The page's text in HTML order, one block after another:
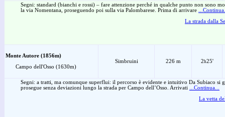
Segni: standard (bianchi e rossi) – fare attenzione perché in qualche punto non sono
la via Nomentana, proseguendo poi sulla via Palombarese. Prima di arrivare
La strada dalla
Monte Autore (1856m)
Campo dell'Osso (1630m)
Simbruini 226 m 2h25'
Segni: a tratti, ma comunque superflui: il percorso è evidente e intuitivo Da Subiaco si
prosegue senza deviazioni lungo la strada per Campo dell’Osso. Arrivati
...Continua...
La vetta